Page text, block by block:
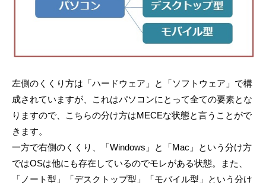
左側のくくり方は「ハードウェア」と「ソフトウェア」で構
成されていますが、これはパソコンにとって全ての要素とな
りますので、こちらの分け方はMECEな状態と言うことがで
きます。
一方で右側のくくり、「Windows」と「Mac」という分け方
ではOSは他にも存在しているのでモレがある状態。また、
「ノート型」「デスクトップ型」「モバイル型」という分け